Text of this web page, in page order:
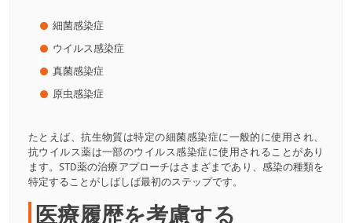
細菌感染症
ウイルス感染症
真菌感染症
原虫感染症
たとえば、抗生物質は特定の細菌感染症に一般的に使用され、
抗ウイルス薬は一部のウイルス感染症に使用されることがあり
ます。STD薬の治療アプローチはさまざまであり、感染の種類を
特定することがしばしば最初のステップです。
医療履歴を考慮する